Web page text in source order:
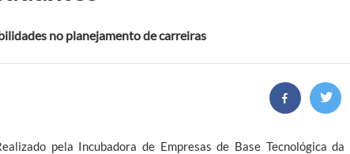
no planejamento de carreiras
pela Incubadora de Empresas de Base Tecnológica da